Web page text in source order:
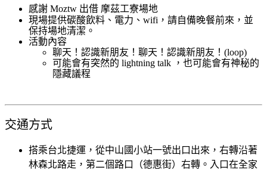
感謝 Moztw 出借 摩茲工寮場地
現場提供碳酸飲料、電力、wifi，請自備晚餐前來，並
保持場地清潔。
活動內容
​聊天！認識新朋友！聊天！認識新朋友！(loop)
可能會有突然的 lightning talk ，也可能會有神秘的
隱藏議程
交通方式
搭乘台北捷運，從中山國小站一號出口出來，右轉沿著
林森北路走，第二個路口（德惠街）右轉。入口在全家